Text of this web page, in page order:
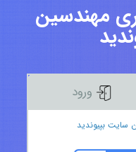
6273 نفری مهندسین